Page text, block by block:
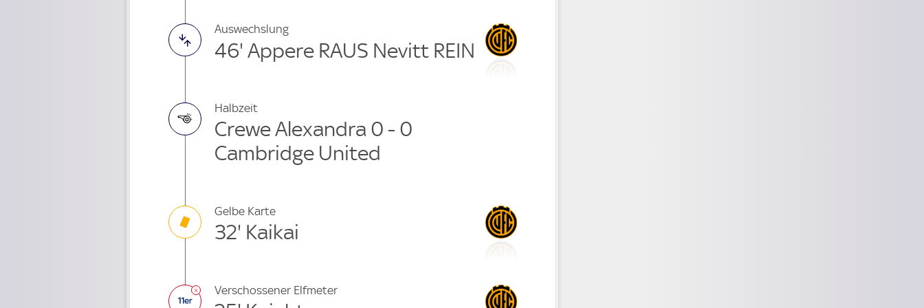
Auswechslung
46' Appere RAUS Nevitt REIN
Halbzeit
Crewe Alexandra 0 - 0
Cambridge United
Gelbe Karte
32' Kaikai
Verschossener Elfmeter